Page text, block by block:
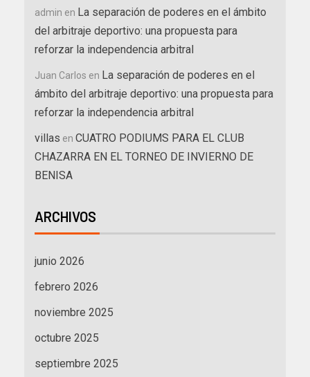
admin en La separación de poderes en el ámbito
del arbitraje deportivo: una propuesta para
reforzar la independencia arbitral
Juan Carlos en La separación de poderes en el
ámbito del arbitraje deportivo: una propuesta para
reforzar la independencia arbitral
villas en CUATRO PODIUMS PARA EL CLUB
CHAZARRA EN EL TORNEO DE INVIERNO DE
BENISA
ARCHIVOS
junio 2026
febrero 2026
noviembre 2025
octubre 2025
septiembre 2025